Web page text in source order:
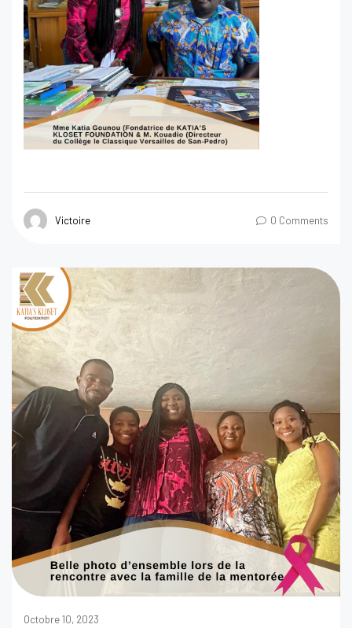
Victoire 0 Comments
Octobre 10, 2023